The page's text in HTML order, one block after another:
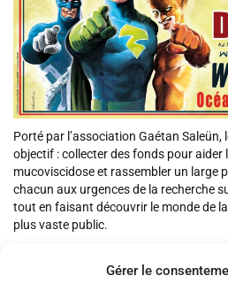
Gérer le
Porté par l’association Gaétan Saleün,
objectif : collecter des fonds pour aider
mucoviscidose et rassembler un large
chacun aux urgences de la recherche
tout en faisant découvrir le monde de
plus vaste public.
et 18 scénaristes qui ont fait don de
mises en ventes qui ont rapporté plus